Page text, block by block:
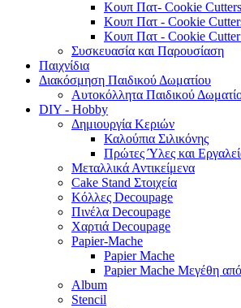
Κουπ Πατ- Cookie
Κουπ Πατ - Cookie
Κουπ Πατ - Cookie Cutter
Συσκευασία και Παρουσίαση
Παιχνίδια
Διακόσμηση Παιδικού Δωματίου
Αυτοκόλλητα Παιδικού
DIY - Hobby
Δημιουργία Κεριών
Καλούπια Σιλικόνης
Πρώτες Ύλες και
Μεταλλικά Αντικείμενα
Cake Stand Στοιχεία
Κόλλες Decoupage
Πινέλα Decoupage
Χαρτιά Decoupage
Papier-Mache
Papier Mache
Papier Mache Μεγέθη
Album
Stencil